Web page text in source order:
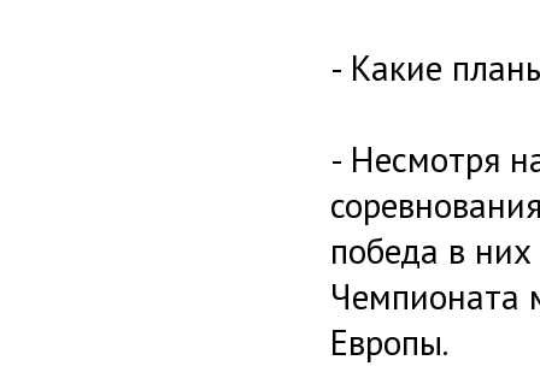
- Какие
- Несмотря
победа в
Чемпионата
Европы.